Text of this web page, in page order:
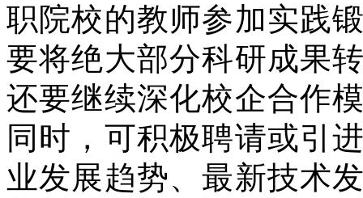
职院校的教师参加实践
要将绝大部分科研成果
还要继续深化校企合作
同时，可积极聘请或引
业发展趋势、最新技术